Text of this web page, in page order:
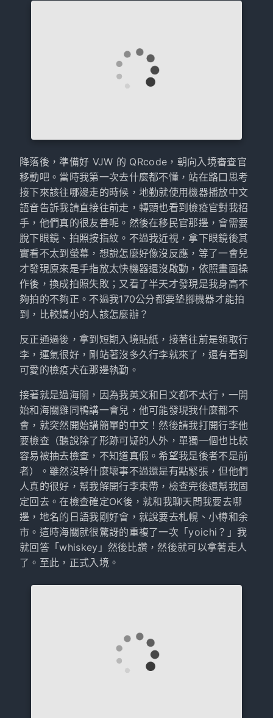
降落後，準備好 VJW 的 QRcode，朝向入境審查官
移動吧。當時我第一次去什麼都不懂，站在路口思考
接下來該往哪邊走的時候，地勤就使用機器播放中文
語音告訴我請直接往前走，轉頭也看到檢疫官對我招
手，他們真的很友善呢。然後在移民官那邊，會需要
脫下眼鏡、拍照按指紋。不過我近視，拿下眼鏡後其
實看不太到螢幕，想說怎麼好像沒反應，等了一會兒
才發現原來是手指放太快機器還沒啟動，依照畫面操
作後，換成拍照失敗；又看了半天才發現是我身高不
夠拍的不夠正。不過我170公分都要墊腳機器才能拍
到，比較嬌小的人該怎麼辦？
反正通過後，拿到短期入境貼紙，接著往前是領取行
李，運氣很好，剛站著沒多久行李就來了，還有看到
可愛的檢疫犬在那邊執勤。
接著就是過海關，因為我英文和日文都不太行，一開
始和海關雞同鴨講一會兒，他可能發現我什麼都不
會，就突然開始講簡單的中文！然後請我打開行李他
要檢查（聽說除了形跡可疑的人外，單獨一個也比較
容易被抽去檢查，不知道真假。希望我是後者不是前
者）。雖然沒幹什麼壞事不過還是有點緊張，但他們
人真的很好，幫我解開行李束帶，檢查完後還幫我固
定回去。在檢查確定OK後，就和我聊天問我要去哪
邊，地名的日語我剛好會，就說要去札幌、小樽和余
市。這時海關就很驚訝的重複了一次「yoichi？」我
就回答「whiskey」然後比讚，然後就可以拿著走人
了。至此，正式入境。